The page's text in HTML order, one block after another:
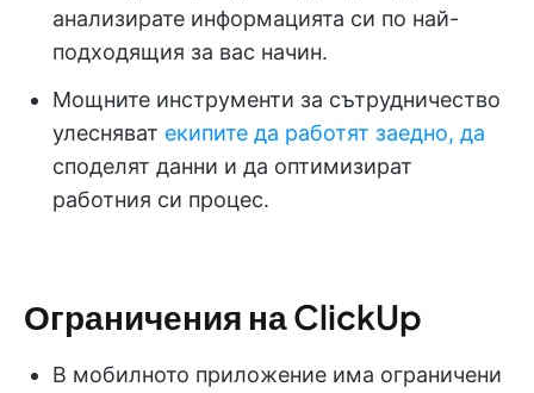
анализирате информацията си по най-
подходящия за вас начин.
Мощните инструменти за сътрудничество
улесняват екипите да работят заедно, да
споделят данни и да оптимизират
работния си процес.
Ограничения на ClickUp
В мобилното приложение има ограничени